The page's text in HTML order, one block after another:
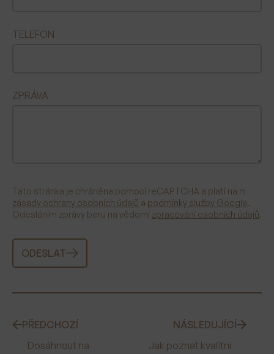
TELEFON
ZPRÁVA
Tato stránka je chráněna pomocí reCAPTCHA a platí na ni
zásady ochrany osobních údajů a podmínky služby Google.
Odesláním zprávy beru na vědomí zpracování osobních údajů.
ODESLAT
PŘEDCHOZÍ
Dosáhnout na
NÁSLEDUJÍCÍ
Jak poznat kvalitní